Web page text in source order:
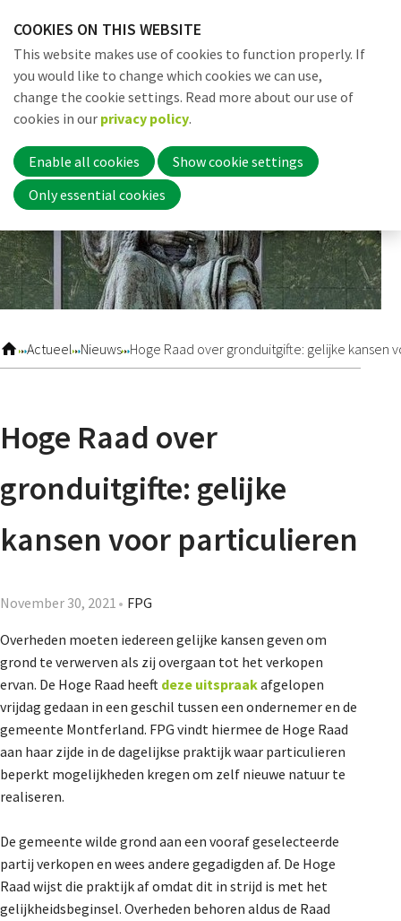
links
Jump
to
navigation
to
main
content
Actueel Nieuws Hoge Raad over gronduitgifte: gelijke kansen
Hoge Raad over
gronduitgifte: gelijke
kansen voor particulieren
November 30, 2021 FPG
Overheden moeten iedereen gelijke kansen geven om
grond te verwerven als zij overgaan tot het verkopen
ervan. De Hoge Raad heeft deze uitspraakafgelopen
vrijdag gedaan in een geschil tussen een ondernemer en de
gemeente Montferland. FPG vindt hiermee de Hoge Raad
aan haar zijde in de dagelijkse praktijk waar particulieren
beperkt mogelijkheden kregen om zelf nieuwe natuur te
realiseren.
De gemeente wilde grond aan een vooraf geselecteerde
partij verkopen en wees andere gegadigden af. De Hoge
Raad wijst die praktijk af omdat dit in strijd is met het
gelijkheidsbeginsel. Overheden behoren aldus de Raad
Home
Provincies
Dossiers
Contact
COOKIES ON THIS WEBSITE
This website makes use of cookies to function properly. If
you would like to change which cookies we can use,
change the cookie settings. Read more about our use of
cookies in our privacy policy.
Enable all cookies
Show cookie settings
Only essential cookies